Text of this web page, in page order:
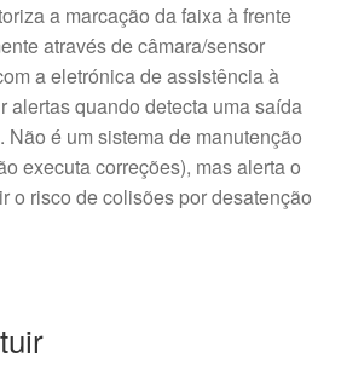
a marcação da faixa à frente
através de câmara/sensor
a eletrónica de assistência à
alertas quando detecta uma saída
Não é um sistema de manutenção
executa correções), mas alerta o
o risco de colisões por desatenção